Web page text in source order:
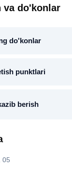
va do'konlar
do'konlar
punktlari
berish
05